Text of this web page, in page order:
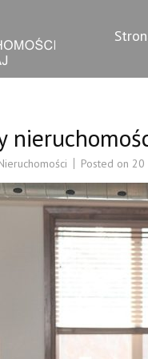
Biuro
Posted on 20